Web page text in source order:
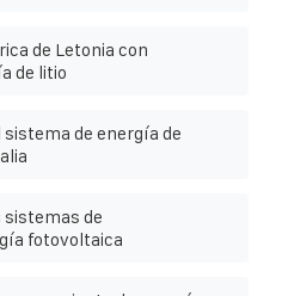
de Letonia con
de litio
de energía de
sistemas de
fotovoltaica